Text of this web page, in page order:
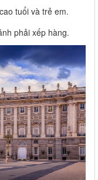
tuổi và trẻ em.
phải xếp hàng.